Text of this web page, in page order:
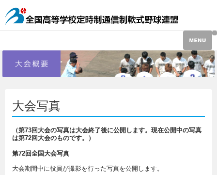
大会写真
（第73回大会の写真は大会終了後に公開します。現在公開中の写真
は第72回大会のものです。）
第72回全国大会写真
大会期間中に役員が撮影を行った写真を公開します。